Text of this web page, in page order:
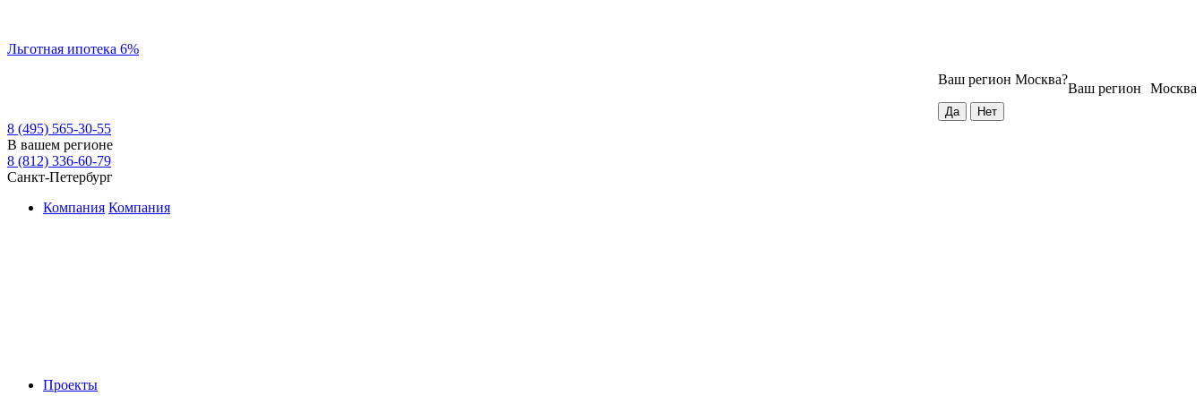
Льготная ипотека 6%
Москва
Ваш регион
Ваш регион Москва?
8 (495) 565-30-55
В вашем регионе
8 (812) 336-60-79
Санкт-Петербург
Компания Компания
Проекты